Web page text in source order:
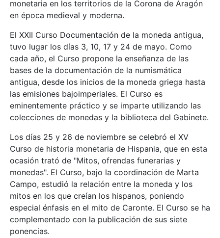
monetaria en los territorios de la Corona de Aragón
en época medieval y moderna.
El XXII Curso Documentación de la moneda antigua,
tuvo lugar los días 3, 10, 17 y 24 de mayo. Como
cada año, el Curso propone la enseñanza de las
bases de la documentación de la numismática
antigua, desde los inicios de la moneda griega hasta
las emisiones bajoimperiales. El Curso es
eminentemente práctico y se imparte utilizando las
colecciones de monedas y la biblioteca del Gabinete.
Los días 25 y 26 de noviembre se celebró el XV
Curso de historia monetaria de Hispania, que en esta
ocasión trató de "Mitos, ofrendas funerarias y
monedas". El Curso, bajo la coordinación de Marta
Campo, estudió la relación entre la moneda y los
mitos en los que creían los hispanos, poniendo
especial énfasis en el mito de Caronte. El Curso se ha
complementado con la publicación de sus siete
ponencias.